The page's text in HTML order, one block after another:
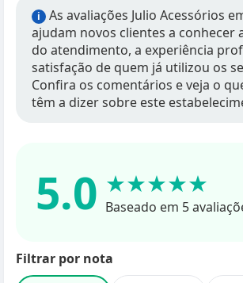
i
As avaliações Julio Acessórios
ajudam novos clientes a conhecer
do atendimento, a experiência
satisfação de quem já utilizou os
Confira os comentários e veja o
têm a dizer sobre este
5.0 ★★★★★
Baseado em 5
Filtrar por nota